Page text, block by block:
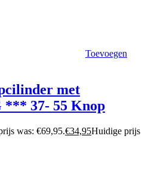
Toevoegen
met
*** 37- 55 Knop
was: €69,95.€34,95Huidige prijs